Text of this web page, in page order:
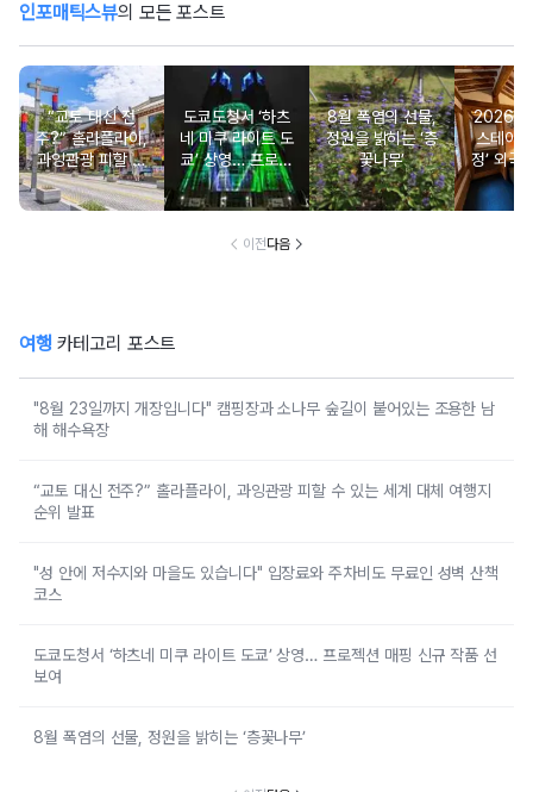
인포매틱스뷰의 모든 포스트
“교토 대신 전
주?” 홀라플라이,
과잉관광 피할 수
있는 세계 대체 여
행지 순위 발표
도쿄도청서 ‘하츠
네 미쿠 라이트 도
쿄’ 상영… 프로젝
션 매핑 신규 작품
선보여
8월 폭염의 선물,
정원을 밝히는 ‘층
꽃나무’
2026 우
스테이
정’ 외국
도 ‘서울
이전다음
여행 카테고리 포스트
"8월 23일까지 개장입니다" 캠핑장과 소나무 숲길이 붙어있는 조용한 남
해 해수욕장
“교토 대신 전주?” 홀라플라이, 과잉관광 피할 수 있는 세계 대체 여행지
순위 발표
"성 안에 저수지와 마을도 있습니다" 입장료와 주차비도 무료인 성벽 산책
코스
도쿄도청서 ‘하츠네 미쿠 라이트 도쿄’ 상영… 프로젝션 매핑 신규 작품 선
보여
8월 폭염의 선물, 정원을 밝히는 ‘층꽃나무’